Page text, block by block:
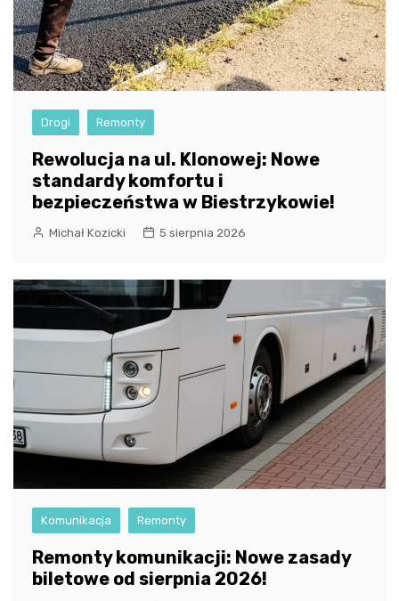
Drogi Remonty
Rewolucja na ul. Klonowej: Nowe
standardy komfortu i
bezpieczeństwa w Biestrzykowie!
Michał Kozicki 5 sierpnia 2026
Komunikacja Remonty
Remonty komunikacji: Nowe zasady
biletowe od sierpnia 2026!